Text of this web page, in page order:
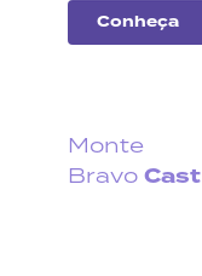
Conheça
Monte
Bravo Cast